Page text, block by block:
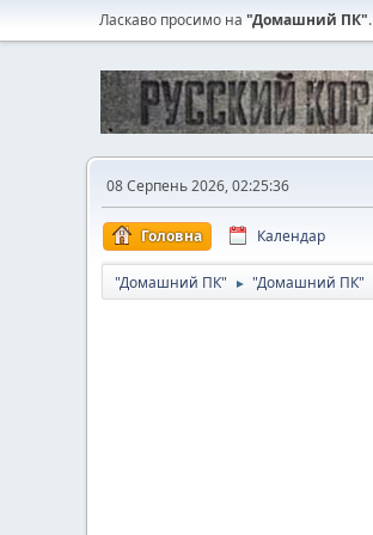
Ласкаво просимо на "Домашний ПК".
08 Серпень 2026, 02:25:36
Головна Календар
"Домашний ПК" ► "Домашний ПК"